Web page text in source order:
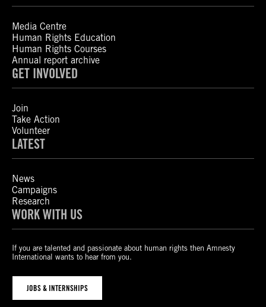
Media Centre
Human Rights Education
Human Rights Courses
Annual report archive
GET INVOLVED
Join
Take Action
Volunteer
LATEST
News
Campaigns
Research
WORK WITH US
If you are talented and passionate about human rights then Amnesty
International wants to hear from you.
JOBS & INTERNSHIPS